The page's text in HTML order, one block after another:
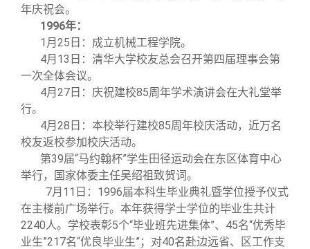
年庆祝会。
1996年：
1 月25日：成立机械工程学院。
4月13日：清华大学校友总会召开第四届理事会第
一次全体会议。
4月27日：庆祝建校85周年学术演讲会在大礼堂举
行。
4月28日：本校举行建校85周年校庆活动，近万名
校友返校参加校庆活动。
第39届“马约翰杯”学生田径运动会在东区体育中心
举行，国家体委主任吴绍祖致贺词。
7月11日：1996届本科生毕业典礼暨学位授予仪式
在主楼前广场举行。本年获得学士学位的毕业生共计
2240人。学校表彰5个“毕业班先进集体”、45名“优秀毕
业生”217名“优良毕业生”；对40名赴边远省、区工作支